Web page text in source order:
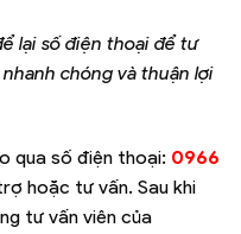
lại số điện thoại để tư
chóng và thuận lợi
qua số điện thoại: 0966
hoặc tư vấn. Sau khi
tư vấn viên của